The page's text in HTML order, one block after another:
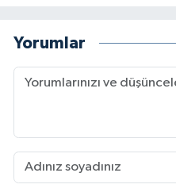
Yorumlar